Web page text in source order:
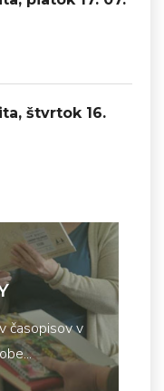
štvrtok 16.
časopisov v